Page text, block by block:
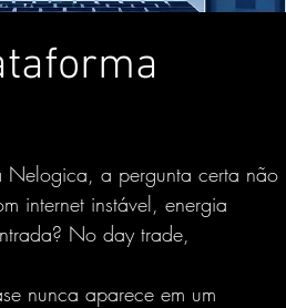
Nelogica, a pergunta certa não
internet instável, energia
No day trade,
nunca aparece em um